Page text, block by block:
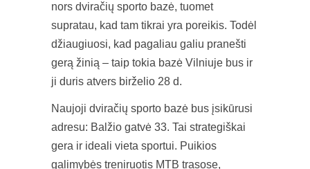
nors dviračių sporto bazė, tuomet
supratau, kad tam tikrai yra poreikis. Todėl
džiaugiuosi, kad pagaliau galiu pranešti
gerą žinią – taip tokia bazė Vilniuje bus ir
ji duris atvers birželio 28 d.
Naujoji dviračių sporto bazė bus įsikūrusi
adresu: Balžio gatvė 33. Tai strategiškai
gera ir ideali vieta sportui. Puikios
galimybės treniruotis MTB trasose,